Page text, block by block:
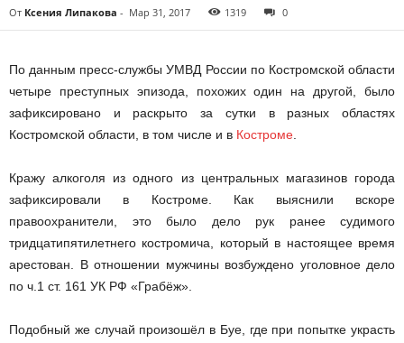
От Ксения Липакова - Мар 31, 2017 1319 0
По данным пресс-службы УМВД России по Костромской области
четыре преступных эпизода, похожих один на другой, было
зафиксировано и раскрыто за сутки в разных областях
Костромской области, в том числе и в Костроме
Кражу алкоголя из одного из центральных магазинов города
зафиксировали в Костроме. Как выяснили вскоре
правоохранители, это было дело рук ранее судимого
тридцатипятилетнего костромича, который в настоящее время
арестован. В отношении мужчины возбуждено уголовное дело
по ч.1 ст. 161 УК РФ «Грабёж».
Подобный же случай произошёл в Буе, где при попытке украсть